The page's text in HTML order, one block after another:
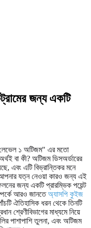
জন্য একটি
১ অটিজম" এর মতো
বা কী? অটিজম ডিসঅর্ডারের
এবং এটি বিভ্রান্তিকর মনে
যত্ন নেওয়া কারও জন্য এই
জন্য একটি প্রারম্ভিক পয়েন্ট
আরও জানতেঅ্যাসপি কুইজ
ঐতিহাসিক ধরন থেকে তিনটি
শ্রেণীবিভাগের মাধ্যমে নিয়ে
পাশাপাশি তুলনা, এবং অটিজম